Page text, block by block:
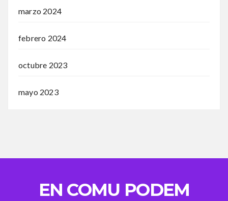
marzo 2024
febrero 2024
octubre 2023
mayo 2023
EN COMU PODEM